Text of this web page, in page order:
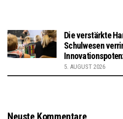
Die verstärkte
Schulwesen
5. AUGUST 2026